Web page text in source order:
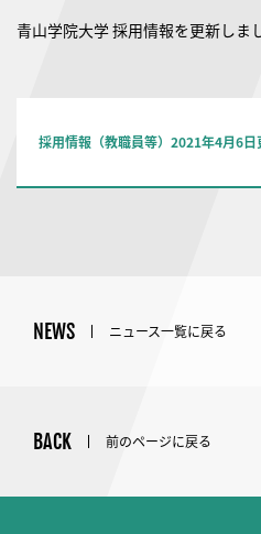
青山学院大学 採用情報を更新しま
採用情報（教職員等）2021年4月6日
NEWS ニュース一覧に戻る
BACK 前のページに戻る